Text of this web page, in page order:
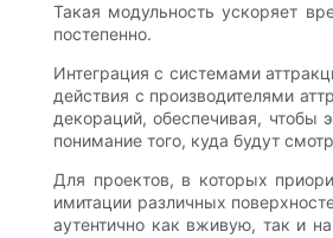
Такая модульность ускоряет
постепенно.
Интеграция с системами
действия с производителями
декораций, обеспечивая, чтобы
понимание того, куда будут
Для проектов, в которых
имитации различных
аутентично как вживую, так и